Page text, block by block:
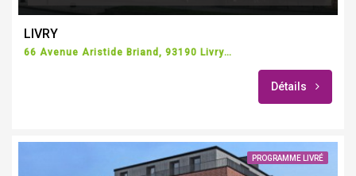
LIVRY
66 Avenue Aristide Briand, 93190 Livry-Gargan, France
Détails
PROGRAMME LIVRÉ